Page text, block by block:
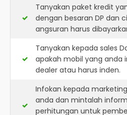
Tanyakan paket kredit
dengan besaran DP dan
angsuran harus
Tanyakan kepada sales
apakah mobil yang anda
dealer atau harus inden.
Infokan kepada
anda dan mintalah
perhitungan untuk